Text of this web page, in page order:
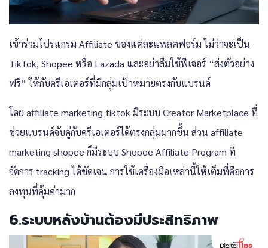
เข้าร่วมโปรแกรม Affiliate ของแต่ละแพลตฟอร์ม ไม่ว่าจะเป็น
TikTok, Shopee หรือ Lazada และอย่าลืมใช้ฟีเจอร์ “ส่งตัวอย่าง
ฟรี” ให้กับครีเอเตอร์ที่มีกลุ่มเป้าหมายตรงกับแบรนด์
โดย affiliate marketing tiktok มีระบบ Creator Marketplace ที่
ช่วยแบรนด์จับคู่กับครีเอเตอร์ได้ตรงกลุ่มมากขึ้น ส่วน affiliate
marketing shopee ก็มีระบบ Shopee Affiliate Program ที่
จัดการ tracking ได้ชัดเจน การใช้เครื่องมือเหล่านี้ให้เต็มที่คือการ
ลงทุนที่คุ้มค่ามาก
6.ระบบหลังบ้านต้องมีประสิทธิภาพ